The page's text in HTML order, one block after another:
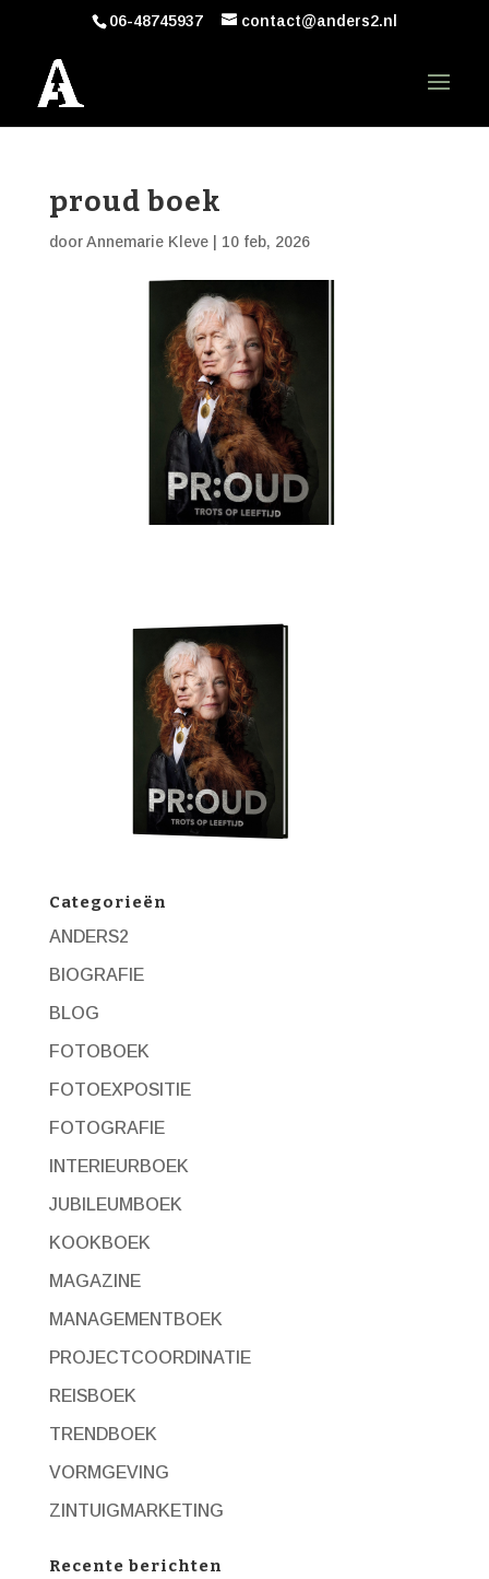
06-48745937 contact@anders2.nl
proud boek
doorAnnemarie Kleve| 10 feb, 2026
Categorieën
ANDERS2
BIOGRAFIE
BLOG
FOTOBOEK
FOTOEXPOSITIE
FOTOGRAFIE
INTERIEURBOEK
JUBILEUMBOEK
KOOKBOEK
MAGAZINE
MANAGEMENTBOEK
PROJECTCOORDINATIE
REISBOEK
TRENDBOEK
VORMGEVING
ZINTUIGMARKETING
Recente berichten